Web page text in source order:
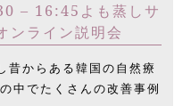
– 16:45よも蒸しサ
ンライン説明会
昔からある韓国の自然療
中でたくさんの改善事例